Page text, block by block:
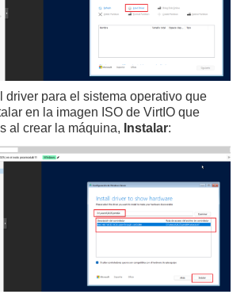
driver para el sistema operativo que
en la imagen ISO de VirtIO que
al crear la máquina, Instalar: